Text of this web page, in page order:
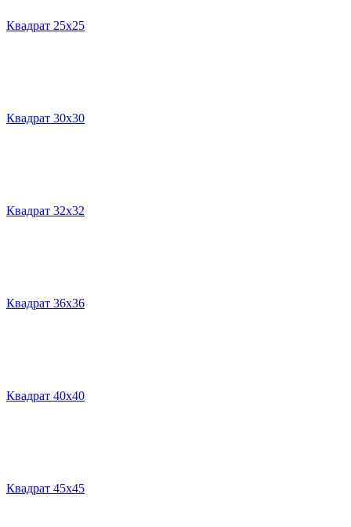
Квадрат 25х25
Квадрат 30х30
Квадрат 32х32
Квадрат 36х36
Квадрат 40х40
Квадрат 45х45